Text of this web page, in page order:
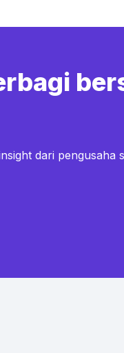
dari pengusaha